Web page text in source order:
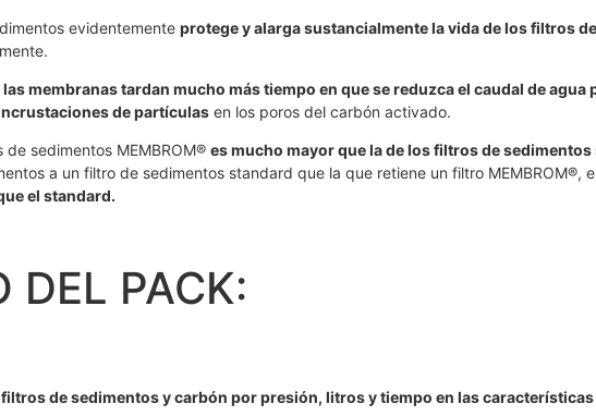
evidentemente protege y alarga sustancialmente la vida de los filtros
las membranas tardan mucho más tiempo en que se reduzca el caudal de agua
de partículas en los poros del carbón activado.
sedimentos MEMBROM® es mucho mayor que la de los filtros de sedimentos
a un filtro de sedimentos standard que la que retiene un filtro MEMBROM®,
el standard.
DEL PACK:
de sedimentos y carbón por presión, litros y tiempo en las